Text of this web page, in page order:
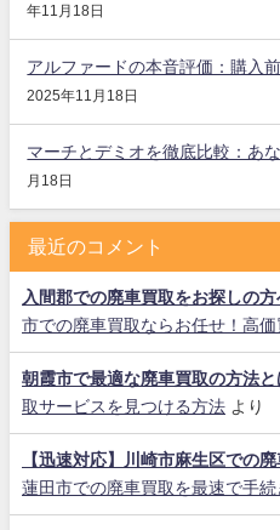
年11月18日
アルファードの本音評価：購入
2025年11月18日
マーチとデミオを徹底比較：あ
月18日
最近のコメント
入間郡での廃車買取をお探しの
市での廃車買取ならお任せ！高
朝霞市で最適な廃車買取の方法と
取サービスを見つける方法 より
【迅速対応】川崎市麻生区での
蓮田市での廃車買取を最速で手